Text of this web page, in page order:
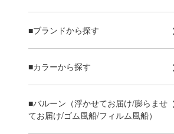
■ブランドから探す
■カラーから探す
■バルーン（浮かせてお届け/膨らませ
てお届け/ゴム風船/フィルム風船）